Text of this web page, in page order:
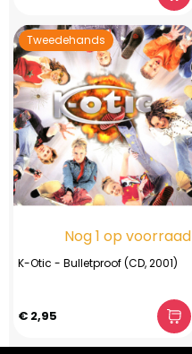
Tweedehands
Nog 1 op voorraad
K-Otic - Bulletproof (CD, 2001)
€ 2,95